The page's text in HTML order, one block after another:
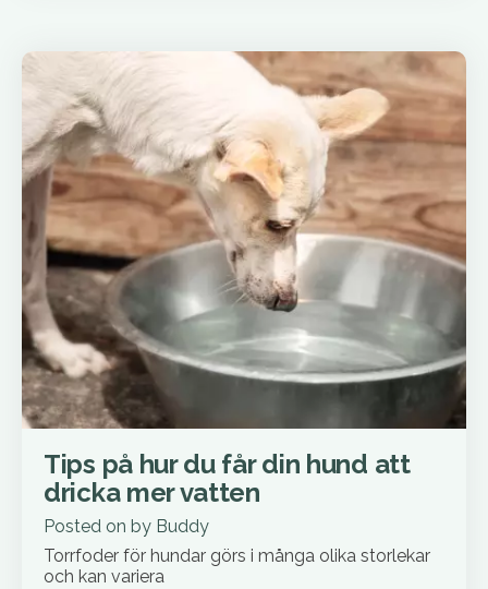
Tips på hur du får din hund att
dricka mer vatten
Posted on by Buddy
Torrfoder för hundar görs i många olika storlekar
och kan variera